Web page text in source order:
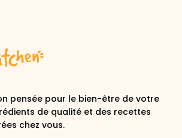
pensée pour le bien-être de votre
de qualité et des recettes
chez vous.